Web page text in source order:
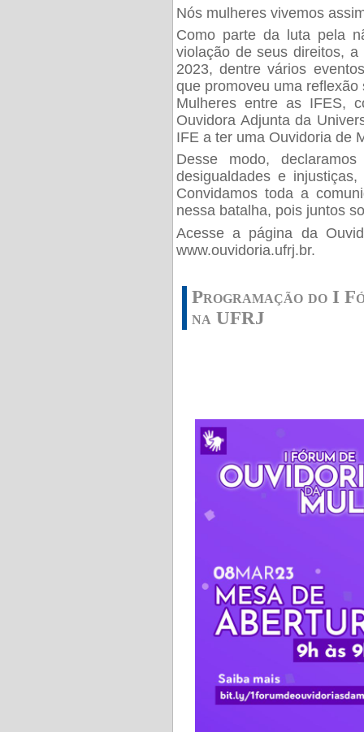
Nós mulheres vivemos
Como parte da luta pela
violação de seus direitos,
2023, dentre vários
que promoveu uma
Mulheres entre as IFES,
Ouvidora Adjunta da
IFE a ter uma Ouvidoria de
Desse modo,
desigualdades e
Convidamos toda a
nessa batalha, pois juntos
Acesse a página da
www.ouvidoria.ufrj.br.
Programação do I
na UFRJ